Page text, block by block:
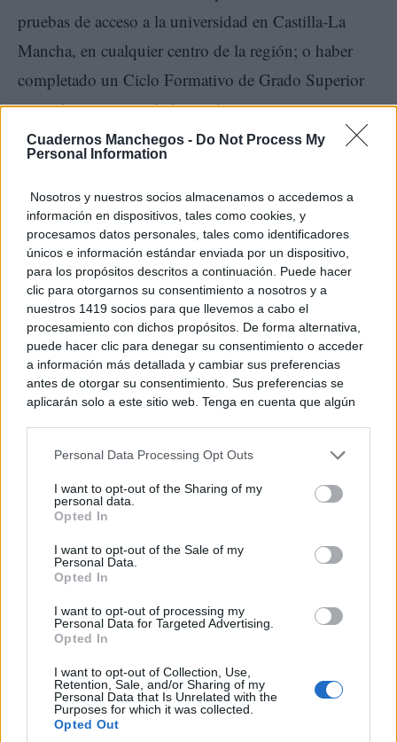
Cuadernos Manchegos - Do Not Process My
Personal Information
Nosotros y nuestros socios almacenamos o accedemos a
información en dispositivos, tales como cookies, y
procesamos datos personales, tales como identificadores
únicos e información estándar enviada por un dispositivo,
para los propósitos descritos a continuación. Puede hacer
clic para otorgarnos su consentimiento a nosotros y a
nuestros 1419 socios para que llevemos a cabo el
procesamiento con dichos propósitos. De forma alternativa,
puede hacer clic para denegar su consentimiento o acceder
a información más detallada y cambiar sus preferencias
antes de otorgar su consentimiento. Sus preferencias se
aplicarán solo a este sitio web. Tenga en cuenta que algún
rechazar tal procesamiento. Puede cambiar sus preferencias
a este sitio y haciendo clic en el botón "Privacidad" en la
parte inferior de la página web.
Please note that this website/app uses one or more Google
services and may gather and store information including but
not limited to your visit or usage behaviour. You may click to
use your data for below specified purposes in below Google
consent section.
Personal Data Processing Opt Outs
I want to opt-out of the Sharing of my
personal data.
Opted In
I want to opt-out of the Sale of my
Personal Data.
Opted In
I want to opt-out of processing my
Personal Data for Targeted Advertising.
Opted In
I want to opt-out of Collection, Use,
Retention, Sale, and/or Sharing of my
Personal Data that Is Unrelated with the
Purposes for which it was collected.
Opted Out
pruebas de acceso a la universidad en Castilla-La
Mancha, en cualquier centro de la región; o haber
completado un Ciclo Formativo de Grado Superior
en cualquier centro de la región.
En lo que respecta a la beca del Ministerio, la
bonificación, al igual que en el supuesto anterior, se
aplicará también al importe de la matrícula del curso
2025/2026 no cubierta por la dicha beca, por lo que
es requisito imprescindible haber solicitado la beca de
matrícula, en caso de cumplir sus requisitos.
formalización de la matrícula, o bien acreditar la
responsable de no haberla solicitado por no cumplir
Por último, para aquellos casos no contemplados en